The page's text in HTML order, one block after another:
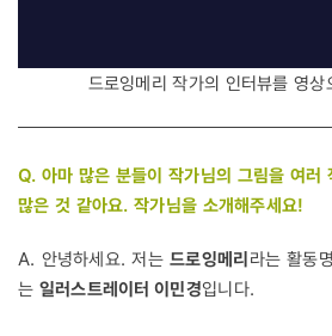
드로잉메리 작가의 인터뷰를 영상
Q. 아마 많은 분들이 작가님의 그림을 여러
많은 것 같아요. 작가님을 소개해주세요!
A. 안녕하세요. 저는 드로잉메리라는 활동
는 일러스트레이터 이민경입니다.